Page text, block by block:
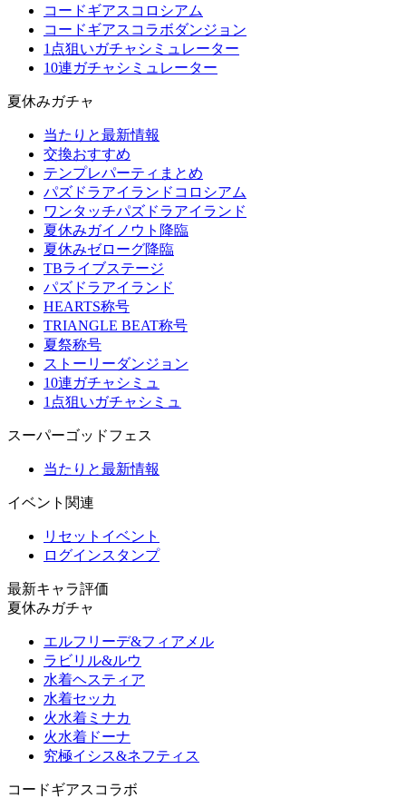
コードギアスコロシアム
コードギアスコラボダンジョン
1点狙いガチャシミュレーター
10連ガチャシミュレーター
夏休みガチャ
当たりと最新情報
交換おすすめ
テンプレパーティまとめ
パズドラアイランドコロシアム
ワンタッチパズドラアイランド
夏休みガイノウト降臨
夏休みゼローグ降臨
TBライブステージ
パズドラアイランド
HEARTS称号
TRIANGLE BEAT称号
夏祭称号
ストーリーダンジョン
10連ガチャシミュ
1点狙いガチャシミュ
スーパーゴッドフェス
当たりと最新情報
イベント関連
リセットイベント
ログインスタンプ
最新キャラ評価
夏休みガチャ
エルフリーデ&フィアメル
ラビリル&ルウ
水着ヘスティア
水着セッカ
火水着ミナカ
火水着ドーナ
究極イシス&ネフティス
コードギアスコラボ